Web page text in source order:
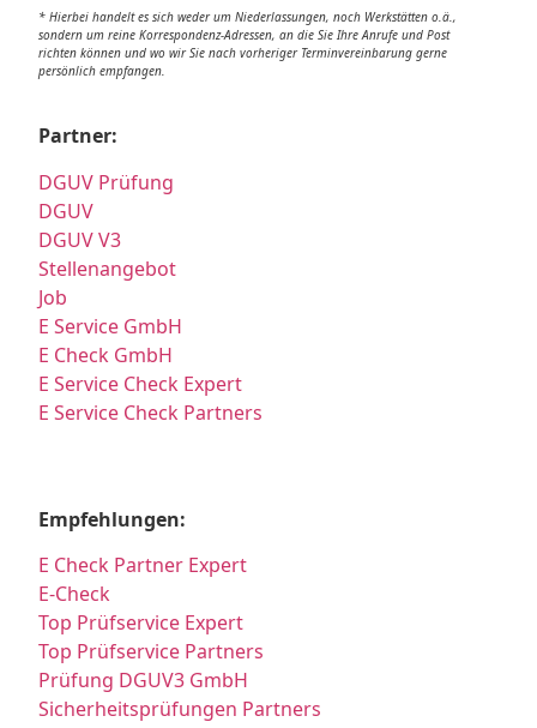
* Hierbei handelt es sich weder um Niederlassungen, noch Werkstätten o.ä.,
sondern um reine Korrespondenz-Adressen, an die Sie Ihre Anrufe und Post
richten können und wo wir Sie nach vorheriger Terminvereinbarung gerne
persönlich empfangen.
Partner:
DGUV Prüfung
DGUV
DGUV V3
Stellenangebot
Job
E Service GmbH
E Check GmbH
E Service Check Expert
E Service Check Partners
Empfehlungen:
E Check Partner Expert
E-Check
Top Prüfservice Expert
Top Prüfservice Partners
Prüfung DGUV3 GmbH
Sicherheitsprüfungen Partners